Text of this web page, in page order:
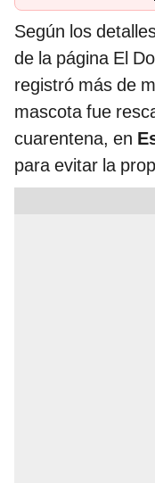
Según los
de la página El
registró más de
mascota fue
cuarentena, en
para evitar la